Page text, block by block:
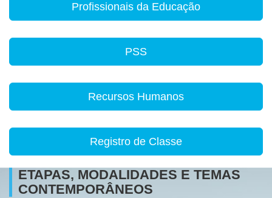
Profissionais da Educação
PSS
Recursos Humanos
Registro de Classe
ETAPAS, MODALIDADES E TEMAS
CONTEMPORÂNEOS